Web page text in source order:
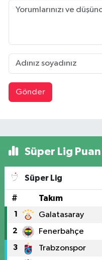
Gönder
Süper Lig
Süper Lig
# Takım
1 Galatasaray
2 Fenerbahçe
3 Trabzonspor